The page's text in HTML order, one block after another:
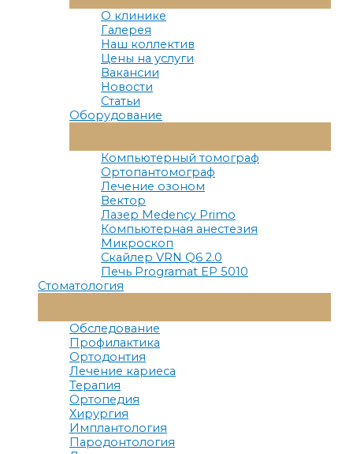
Меню
О клинике
Галерея
Наш коллектив
Цены на услуги
Вакансии
Новости
Статьи
Оборудование
Меню
Компьютерный томограф
Ортопантомограф
Лечение озоном
Вектор
Лазер Medency Primo
Компьютерная анестезия
Микроскоп
Скайлер VRN Q6 2.0
Печь Programat EP 5010
Стоматология
Меню
Обследование
Профилактика
Ортодонтия
Лечение кариеса
Терапия
Ортопедия
Хирургия
Имплантология
Пародонтология